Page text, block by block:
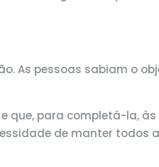
As pessoas sabiam o
que, para completá-la, às
de manter todos